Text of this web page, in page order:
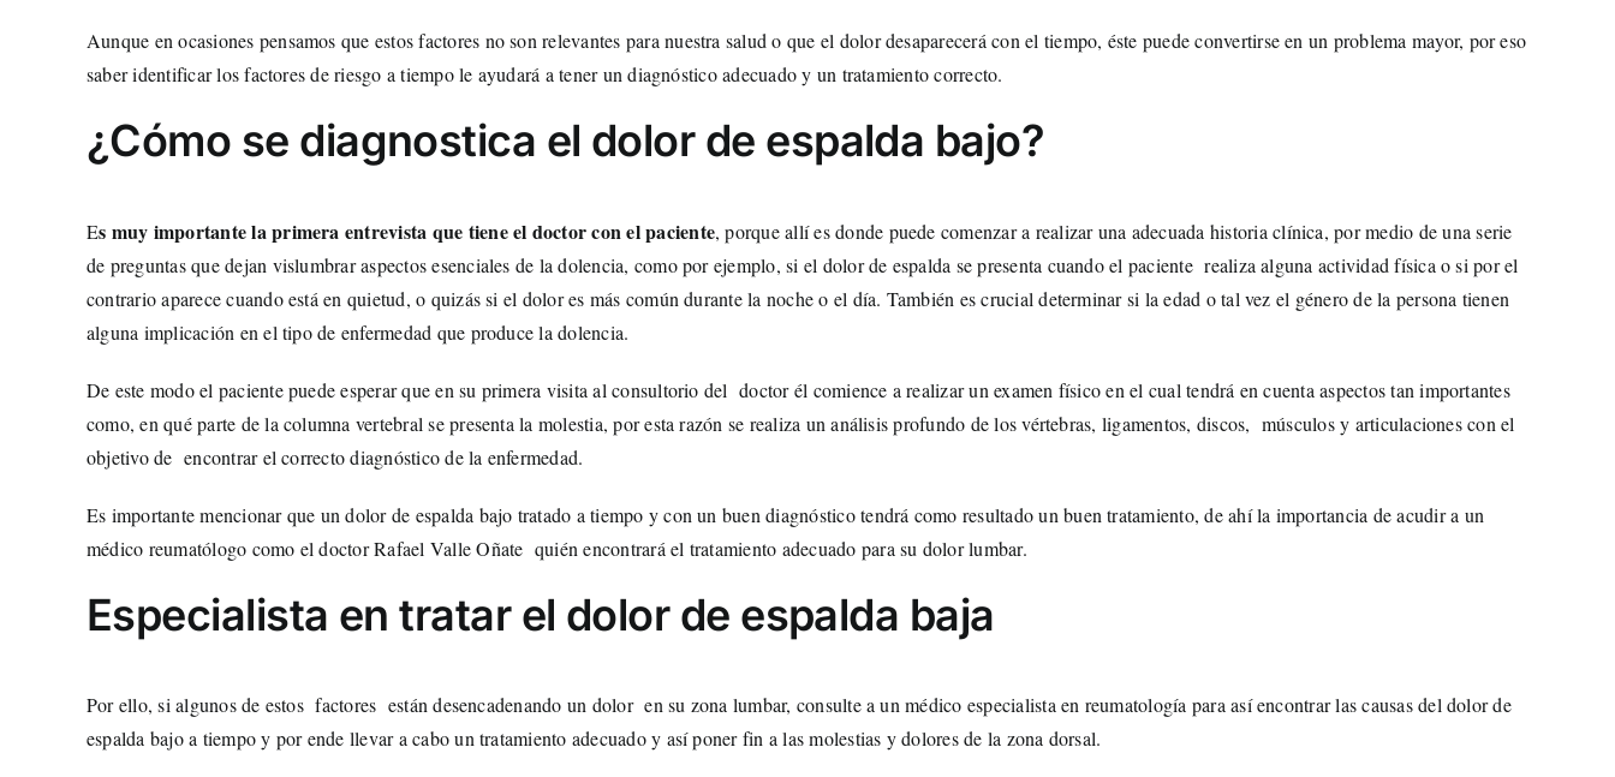
Aunque en ocasiones pensamos que estos factores no son relevantes para nuestra salud o que el dolor desaparecerá con el tiempo, éste puede convertirse en un problema mayor, por eso
saber identificar los factores de riesgo a tiempo le ayudará a tener un diagnóstico adecuado y un tratamiento correcto.
¿Cómo se diagnostica el dolor de espalda bajo?
Es muy importante la primera entrevista que tiene el doctor con el paciente, porque allí es donde puede comenzar a realizar una adecuada historia clínica, por medio de una serie
de preguntas que dejan vislumbrar aspectos esenciales de la dolencia, como por ejemplo, si el dolor de espalda se presenta cuando el paciente realiza alguna actividad física o si por el
contrario aparece cuando está en quietud, o quizás si el dolor es más común durante la noche o el día. También es crucial determinar si la edad o tal vez el género de la persona tienen
alguna implicación en el tipo de enfermedad que produce la dolencia.
De este modo el paciente puede esperar que en su primera visita al consultorio del doctor él comience a realizar un examen físico en el cual tendrá en cuenta aspectos tan importantes
como, en qué parte de la columna vertebral se presenta la molestia, por esta razón se realiza un análisis profundo de los vértebras, ligamentos, discos, músculos y articulaciones con el
objetivo de encontrar el correcto diagnóstico de la enfermedad.
Es importante mencionar que un dolor de espalda bajo tratado a tiempo y con un buen diagnóstico tendrá como resultado un buen tratamiento, de ahí la importancia de acudir a un
médico reumatólogo como el doctor Rafael Valle Oñate quién encontrará el tratamiento adecuado para su dolor lumbar.
Especialista en tratar el dolor de espalda baja
Por ello, si algunos de estos factores están desencadenando un dolor en su zona lumbar, consulte a un médico especialista en reumatología para así encontrar las causas del dolor de
espalda bajo a tiempo y por ende llevar a cabo un tratamiento adecuado y así poner fin a las molestias y dolores de la zona dorsal.